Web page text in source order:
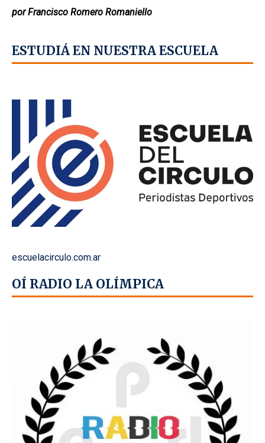
por Francisco Romero Romaniello
ESTUDIÁ EN NUESTRA ESCUELA
escuelacirculo.com.ar
OÍ RADIO LA OLÍMPICA